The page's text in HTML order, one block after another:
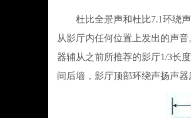
杜比全景声和杜比7.1环绕声
从影厅内任何位置上发出的声
器辅从之前所推荐的影厅1/3长
间后墙，影厅顶部环绕声扬声